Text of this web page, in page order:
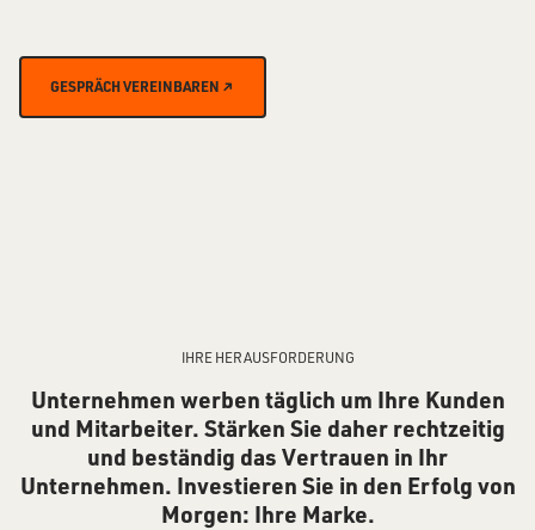
GESPRÄCH VEREINBAREN ↗
IHRE HERAUSFORDERUNG
Unternehmen werben täglich um Ihre Kunden
und Mitarbeiter. Stärken Sie daher rechtzeitig
und beständig das Vertrauen in Ihr
Unternehmen. Investieren Sie in den Erfolg von
Morgen: Ihre Marke.